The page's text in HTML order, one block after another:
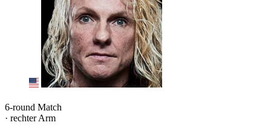
6-round Match
· rechter Arm